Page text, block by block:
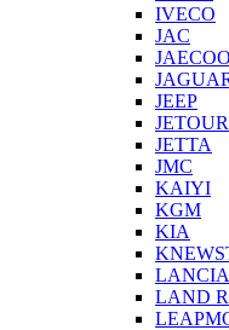
IVECO
JAC
JAECOO
JEEP
JETOUR
JETTA
JMC
KAIYI
KGM
KIA
LANCIA
LAND